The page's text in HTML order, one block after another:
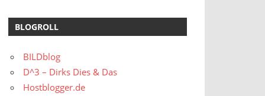
BLOGROLL
BILDblog
D^3 – Dirks Dies & Das
Hostblogger.de